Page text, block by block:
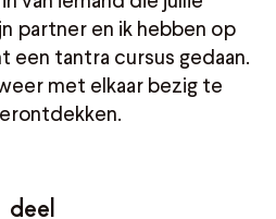
partner en ik hebben op
een tantra cursus gedaan.
met elkaar bezig te
deel